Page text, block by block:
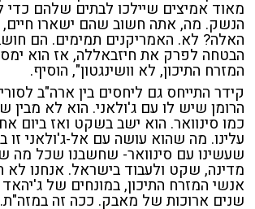
מאוד אמיצים שיילכו לבתים שלהם
הנשק. מה, אתה חשוב שהם ישארו חיים,
האלה? לא. האמריקנים תמימים. הם
הבטחה לפרק את חיזבאללה, אז הוא
המזרח התיכון, לא וושינגטון", הוסיף.
קידר התייחס גם ליחסים בין ארה"ב
הרומן שיש לו עם ג'ולאני. הוא לא מבין
כמו סינוואר. הוא ישב בשקט ואז ביום
עלינו. מה שהוא עושה עם אל-ג'ולאני זו
שעשינו עם סינוואר- שחשבנו שכל מה
מדינה, שקט ולעבוד בישראל. אנחנו לא
אנשי המזרח התיכון, במונחים של
שנים ארוכות של מאבק. ככה זה